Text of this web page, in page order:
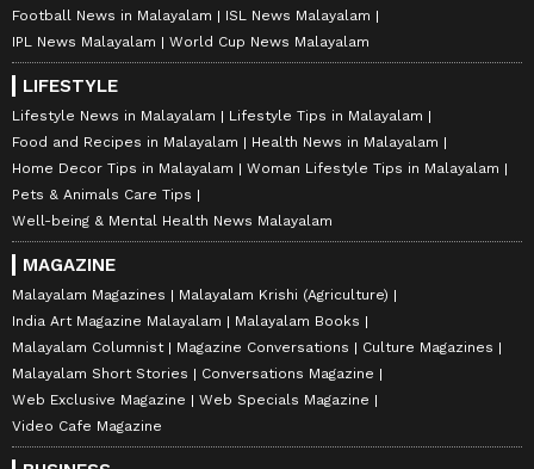
Football News in Malayalam
ISL News Malayalam
IPL News Malayalam
World Cup News Malayalam
LIFESTYLE
Lifestyle News in Malayalam
Lifestyle Tips in Malayalam
Food and Recipes in Malayalam
Health News in Malayalam
Home Decor Tips in Malayalam
Woman Lifestyle Tips in Malayalam
Pets & Animals Care Tips
Well-being & Mental Health News Malayalam
MAGAZINE
Malayalam Magazines
Malayalam Krishi (Agriculture)
India Art Magazine Malayalam
Malayalam Books
Malayalam Columnist
Magazine Conversations
Culture Magazines
Malayalam Short Stories
Conversations Magazine
Web Exclusive Magazine
Web Specials Magazine
Video Cafe Magazine